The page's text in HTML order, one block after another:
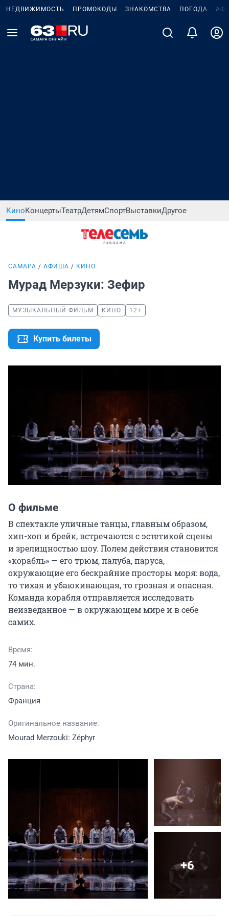
НЕДВИЖИМОСТЬ ПРОМОКОДЫ ЗНАКОМСТВА ПОГОДА
КиноКонцертыТеатрДетямСпортВыставкиДругое
САМАРА АФИША КИНО
Мурад Мерзуки: Зефир
МУЗЫКАЛЬНЫЙ ФИЛЬМ КИНО 12+
Купить билеты
О фильме
В спектакле уличные танцы, главным образом,
хип-хоп и брейк, встречаются с эстетикой сцены
и зрелищностью шоу. Полем действия становится
«корабль» — его трюм, палуба, паруса,
окружающие его бескрайние просторы моря: вода,
то тихая и убаюкивающая, то грозная и опасная.
Команда корабля отправляется исследовать
неизведанное — в окружающем мире и в себе
самих.
Время:
74 мин.
Страна:
Франция
Оригинальное название:
Mourad Merzouki: Zéphyr
+6